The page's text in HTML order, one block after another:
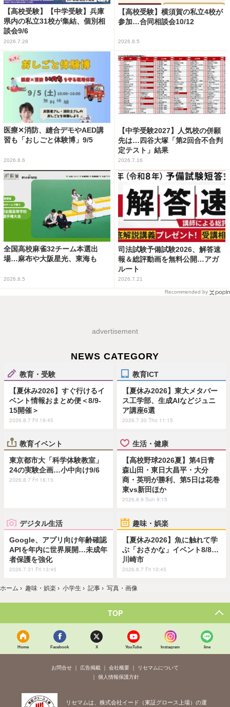
【高校受験】【中学受験】兵庫
県内の私立31校が集結、個別相
談会9/6
2026.7.28
【高校受験】横須賀の私立4校が
参加…合同相談会10/12
2026.8.5
医療✕消防、縫合デモやAED講
習も「おしごと体験博」9/5
2026.8.6
【中学受験2027】人気校の併願
先は…四谷大塚「第2回合不合判
定テスト」結果
2026.7.16
全国高校麻雀32チーム本選出
場…麻布や大阪星光、東海も
2026.8.5
司法試験予備試験2026、解答速
報＆総評動画を無料公開…アガ
ルート
2026.7.21
Recommended by
advertisement
NEWS CATEGORY
教育・受験
【夏休み2026】すぐ行けるイ
ベント情報おまとめ便＜8/9-
15開催＞
2026.8.7 Fri 19:45
教育ICT
【夏休み2026】東大メタバー
ス工学部、生成AIなどジュニ
ア講座6選
2026.7.30 Thu 11:15
教育イベント
東京都市大「科学体験教室」
24の実験企画…小中向け9/6
2026.8.7 Fri 18:15
生活・健康
【高校野球2026夏】第4日青
森山田・東日大昌平・大分
商・英明が勝利、第5日は花巻
東vs新田ほか
2026.8.9 Sun 9:15
デジタル生活
Google、アプリ向け年齢確認
APIを年内に世界展開…未成年
者保護を強化
2026.7.31 Fri 13:45
趣味・娯楽
【夏休み2026】魚に触れて学
ぶ「おさかな」イベント8/8…
川崎市
2026.8.7 Fri 10:45
ホーム › 趣味・娯楽 › 小学生 › 記事 › 写真・画像
TOP
Home Facebook X YouTube Instagram line
お問合せ 広告掲載 会社概要
リセマムについて
個人情報保護方針
リセマムは、株式会社イード（東証グロース上場）の運